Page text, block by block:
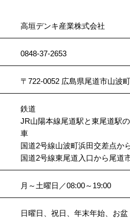
高垣デンキ産業株式会社
0848-37-2653
〒722-0052 広島県尾道市山波
鉄道
JR山陽本線尾道駅と東尾道駅
車
国道2号線山波町浜田交差点か
国道2号線東尾道入口から尾道
月～土曜日／08:00～19:00
日曜日、祝日、年末年始、お盆